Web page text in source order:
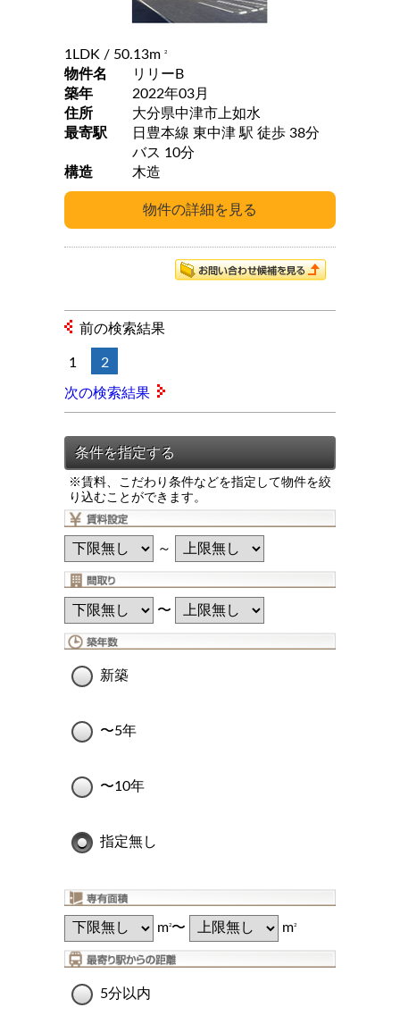
※賃料、こだわり条件などを指定して物件を絞
り込むことができます。
～
〜
新築
〜5年
〜10年
指定無し
m2〜 m2
5分以内
1LDK / 50.13m 2
物件名
リリーB
築年
2022年03月
住所
大分県中津市上如水
最寄駅
日豊本線 東中津 駅 徒歩 38分
バス 10分
構造
木造
前の検索結果
1 2
次の検索結果